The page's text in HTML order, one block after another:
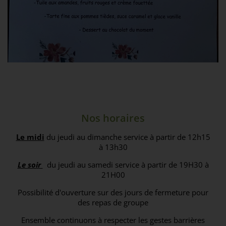
Nos horaires
Le midi du jeudi au dimanche service à partir de 12h15
à 13h30
Le soir du jeudi au samedi service à partir de 19H30 à
21H00
Possibilité d'ouverture sur des jours de fermeture pour
des repas de groupe
Ensemble continuons à respecter les gestes barrières